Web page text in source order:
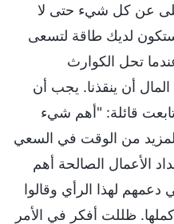
عن كل شيء حتى لا
لديك طاقة لتسعى
تحل الكوارث
أن ينقذنا. يجب أن
قائلة: "أهم شيء
من الوقت في السعي
الأعمال الصالحة أهم
دعمهم لهذا الرأي وقالوا
ظللت أفكر في الأمر